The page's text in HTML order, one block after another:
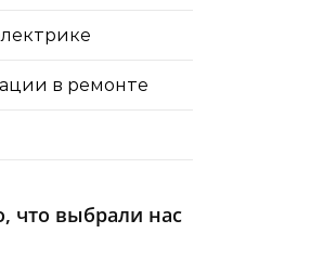
в ремонте
что выбрали нас